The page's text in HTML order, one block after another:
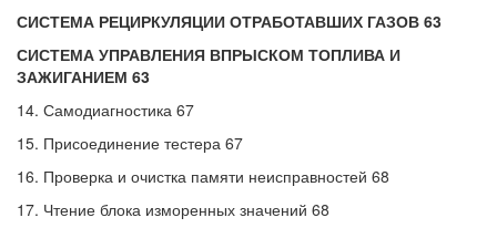
СИСТЕМА РЕЦИРКУЛЯЦИИ ОТРАБОТАВШИХ ГАЗОВ 63
СИСТЕМА УПРАВЛЕНИЯ ВПРЫСКОМ ТОПЛИВА И
ЗАЖИГАНИЕМ 63
14. Самодиагностика 67
15. Присоединение тестера 67
16. Проверка и очистка памяти неисправностей 68
17. Чтение блока изморенных значений 68